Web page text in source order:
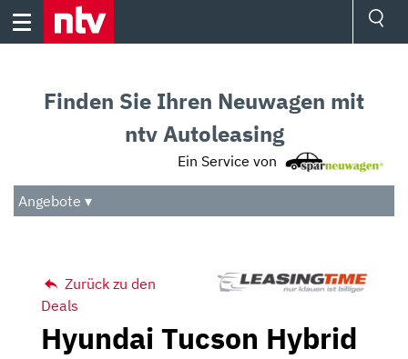
Skip
Audio
Das Beste
Finden Sie Ihren Neuwagen mit
ntv Autoleasing
Ein Service von
Angebote ▾
Zurück zu den
Deals
Hyundai Tucson Hybrid